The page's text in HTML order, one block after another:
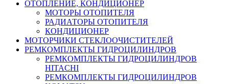
ОТОПЛЕНИЕ, КОНДИЦИОНЕР
МОТОРЫ ОТОПИТЕЛЯ
РАДИАТОРЫ ОТОПИТЕЛЯ
КОНДИЦИОНЕР
МОТОРЧИКИ СТЕКЛООЧИСТИТЕЛЕЙ
РЕМКОМПЛЕКТЫ ГИДРОЦИЛИНДРОВ
РЕМКОМПЛЕКТЫ ГИДРОЦИЛИНДРОВ
HITACHI
РЕМКОМПЛЕКТЫ ГИДРОЦИЛИНДРОВ